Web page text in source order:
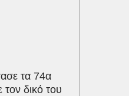
τα 74α
τον δικό του